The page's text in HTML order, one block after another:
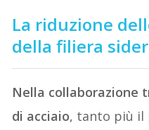
La riduzione
della filiera
Nella collaborazione
di acciaio, tanto più il